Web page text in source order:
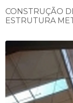
CONSTRUÇÃO
ESTRUTURA